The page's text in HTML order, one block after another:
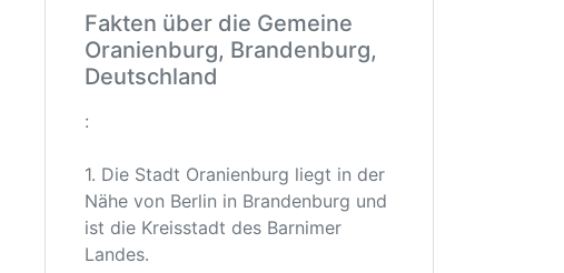
Fakten über die Gemeine
Oranienburg, Brandenburg,
Deutschland
:
1. Die Stadt Oranienburg liegt in der
Nähe von Berlin in Brandenburg und
ist die Kreisstadt des Barnimer
Landes.